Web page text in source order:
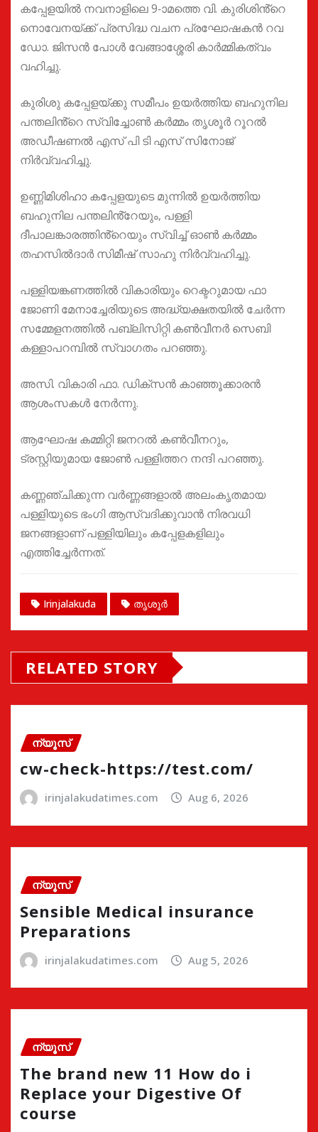
കപ്പേളയിൽ നവനാളിലെ 9-ാമത്തെ വി. കുരിശിൻ്റെ
നൊവേനയ്ക്ക് പ്രസിദ്ധ വചന പ്രഘോഷകൻ റവ
ഡോ. ജിസൻ പോൾ വേങ്ങാശ്ശേരി കാർമ്മികത്വം
വഹിച്ചു.
കുരിശു കപ്പേളയ്ക്കു സമീപം ഉയർത്തിയ ബഹുനില
പന്തലിൻ്റെ സ്വിച്ചോൺ കർമ്മം തൃശൂർ റൂറൽ
അഡീഷണൽ എസ്‌ പി ടി എസ് സിനോജ്
നിർവ്വഹിച്ചു.
ഉണ്ണിമിശിഹാ കപ്പേളയുടെ മുന്നിൽ ഉയർത്തിയ
ബഹുനില പന്തലിൻ്റേയും, പള്ളി
ദീപാലങ്കാരത്തിൻ്റെയും സ്വിച്ച് ഓൺ കർമ്മം
തഹസിൽദാർ സിമീഷ് സാഹു നിർവ്വഹിച്ചു.
പള്ളിയങ്കണത്തിൽ വികാരിയും റെക്ടറുമായ ഫാ
ജോണി മേനാച്ചേരിയുടെ അദ്ധ്യക്ഷതയിൽ ചേർന്ന
സമ്മേളനത്തിൽ പബ്ലിസിറ്റി കൺവീനർ സെബി
കള്ളാപറമ്പിൽ സ്വാഗതം പറഞ്ഞു.
അസി. വികാരി ഫാ. ഡിക്‌സൻ കാഞ്ഞൂക്കാരൻ
ആശംസകൾ നേർന്നു.
ആഘോഷ കമ്മിറ്റി ജനറൽ കൺവീനറും,
ട്രസ്റ്റിയുമായ ജോൺ പള്ളിത്തറ നന്ദി പറഞ്ഞു.
കണ്ണഞ്ചിക്കുന്ന വർണ്ണങ്ങളാൽ അലംകൃതമായ
പള്ളിയുടെ ഭംഗി ആസ്വദിക്കുവാൻ നിരവധി
ജനങ്ങളാണ് പള്ളിയിലും കപ്പേളകളിലും
എത്തിച്ചേർന്നത്.
Irinjalakuda തൃശൂർ
RELATED STORY
ന്യൂസ്
cw-check-https://test.com/
irinjalakudatimes.com Aug 6, 2026
ന്യൂസ്
Sensible Medical insurance
Preparations
irinjalakudatimes.com Aug 5, 2026
ന്യൂസ്
The brand new 11 How do i
Replace your Digestive Of
course